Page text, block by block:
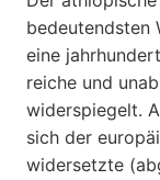
bedeutendsten
eine
reiche und
widerspiegelt.
sich der
widersetzte